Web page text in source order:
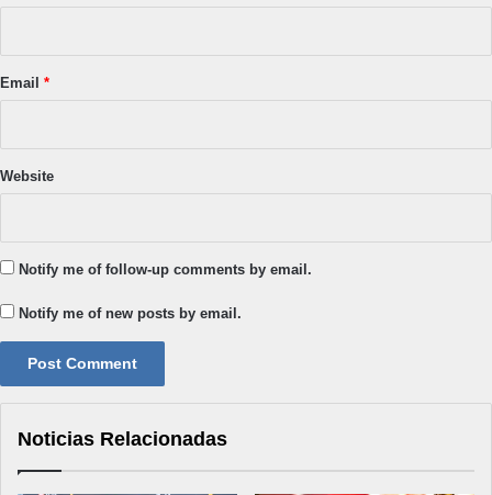
Email *
Website
Notify me of follow-up comments by email.
Notify me of new posts by email.
Noticias Relacionadas